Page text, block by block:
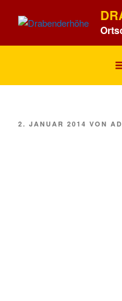
Inhalt
VERÖFFENTLICHT
2. JANUAR 2014 VON